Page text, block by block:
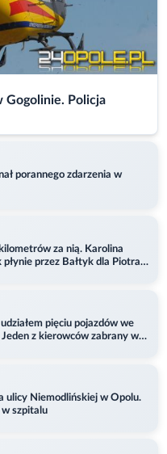
Gogolinie. Policja
porannego zdarzenia w
za nią. Karolina
płynie przez Bałtyk dla Piotra.
pięciu pojazdów we
z kierowców zabrany w
ulicy Niemodlińskiej w Opolu.
w szpitalu